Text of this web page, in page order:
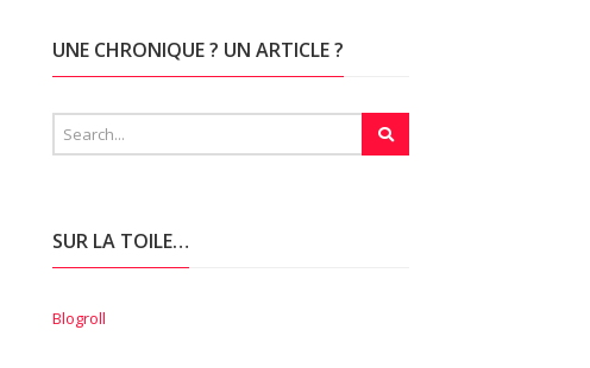
UNE CHRONIQUE ? UN ARTICLE ?
SUR LA TOILE…
Blogroll